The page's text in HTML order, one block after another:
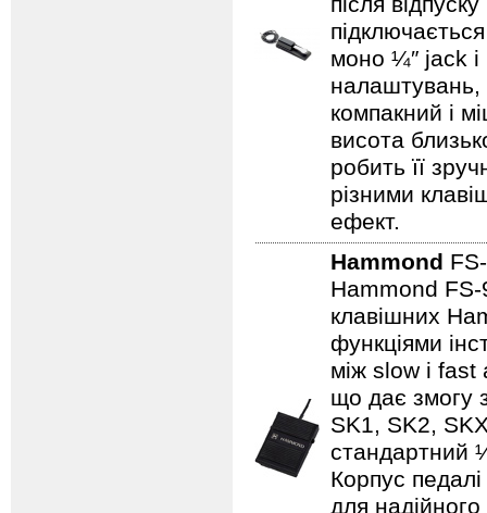
моно ¼″ jack і
налаштувань,
компакний і
висота
робить її
різними
ефект.
Hammond
Hammond
клавішних
функціями
між slow і
що дає змогу
SK1, SK2,
стандартний
Корпус
для надійного